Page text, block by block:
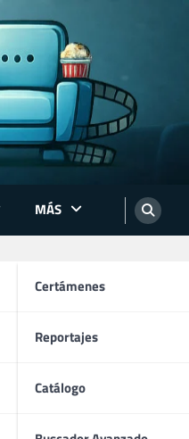
MÁS
Certámenes
Reportajes
Catálogo